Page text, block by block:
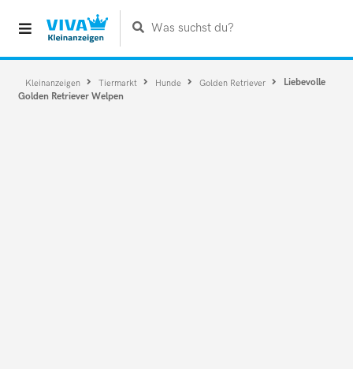
Was suchst du?
Kleinanzeigen Tiermarkt Hunde Golden Retriever
Liebevolle
Golden Retriever Welpen